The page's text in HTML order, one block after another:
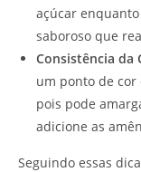
açúcar
saboroso que
Consistência da
um ponto de cor
pois pode
adicione as
Seguindo essas